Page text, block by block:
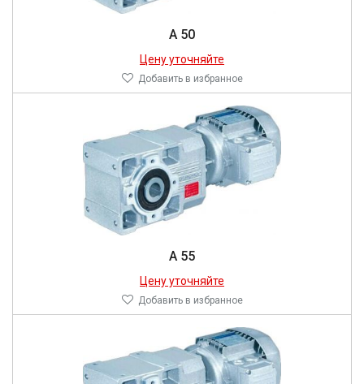
A 50
Цену уточняйте
Добавить в избранное
A 55
Цену уточняйте
Добавить в избранное